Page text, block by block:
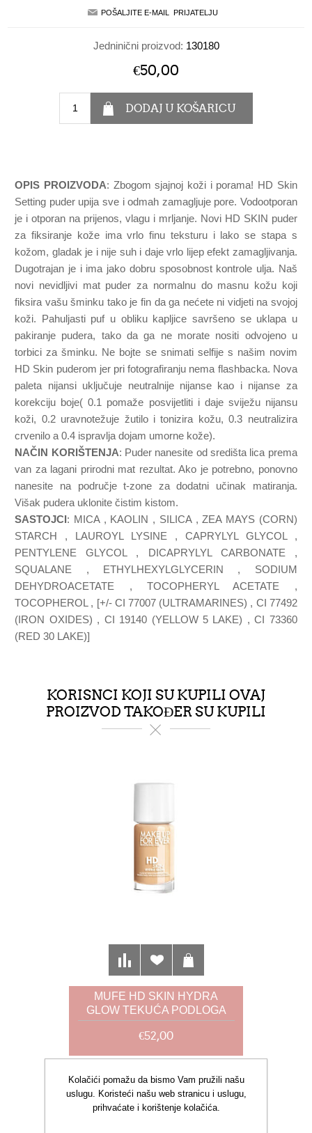
Jedninični proizvod: 130180
€50,00
OPIS PROIZVODA: Zbogom sjajnoj koži i porama! HD Skin
Setting puder upija sve i odmah zamagljuje pore. Vodootporan
je i otporan na prijenos, vlagu i mrljanje. Novi HD SKIN puder
za fiksiranje kože ima vrlo finu teksturu i lako se stapa s
kožom, gladak je i nije suh i daje vrlo lijep efekt zamagljivanja.
Dugotrajan je i ima jako dobru sposobnost kontrole ulja. Naš
novi nevidljivi mat puder za normalnu do masnu kožu koji
fiksira vašu šminku tako je fin da ga nećete ni vidjeti na svojoj
koži. Pahuljasti puf u obliku kapljice savršeno se uklapa u
pakiranje pudera, tako da ga ne morate nositi odvojeno u
torbici za šminku. Ne bojte se snimati selfije s našim novim
HD Skin puderom jer pri fotografiranju nema flashbacka. Nova
paleta nijansi uključuje neutralnije nijanse kao i nijanse za
korekciju boje( 0.1 pomaže posvijetliti i daje sviježu nijansu
koži, 0.2 uravnotežuje žutilo i tonizira kožu, 0.3 neutralizira
crvenilo a 0.4 ispravlja dojam umorne kože).
NAČIN KORIŠTENJA: Puder nanesite od središta lica prema
van za lagani prirodni mat rezultat. Ako je potrebno, ponovno
nanesite na područje t-zone za dodatni učinak matiranja.
Višak pudera uklonite čistim kistom.
SASTOJCI: MICA , KAOLIN , SILICA , ZEA MAYS (CORN)
STARCH , LAUROYL LYSINE , CAPRYLYL GLYCOL ,
PENTYLENE GLYCOL , DICAPRYLYL CARBONATE ,
SQUALANE , ETHYLHEXYLGLYCERIN , SODIUM
DEHYDROACETATE , TOCOPHERYL ACETATE ,
TOCOPHEROL , [+/- CI 77007 (ULTRAMARINES) , CI 77492
(IRON OXIDES) , CI 19140 (YELLOW 5 LAKE) , CI 73360
(RED 30 LAKE)]
KORISNCI KOJI SU KUPILI OVAJ
PROIZVOD TAKOĐER SU KUPILI
MUFE HD SKIN HYDRA
GLOW TEKUĆA PODLOGA
2N22 30 ML
€52,00
Kolačići pomažu da bismo Vam pružili našu
uslugu. Koristeći našu web stranicu i uslugu,
prihvaćate i korištenje kolačića.